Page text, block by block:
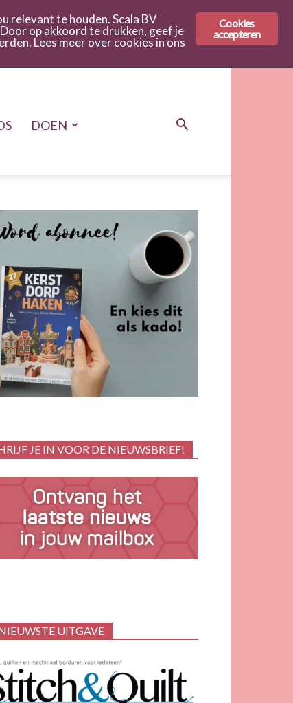
DOEN
JE IN VOOR DE NIEUWSBRIEF!
UITGAVE
Cookies
accepteren
relevant te houden. Scala BV
op akkoord te drukken, geef je
Lees meer over cookies in ons